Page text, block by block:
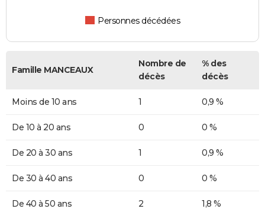
Personnes décédées
Famille MANCEAUX
Nombre de
décès
% des
décès
Moins de 10 ans 1 0,9 %
De 10 à 20 ans 0 0 %
De 20 à 30 ans 1 0,9 %
De 30 à 40 ans 0 0 %
De 40 à 50 ans 2 1,8 %